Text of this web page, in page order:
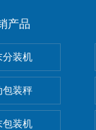
产品
分装机
包装秤
包装机